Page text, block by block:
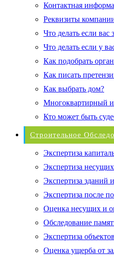
Контактная
Реквизиты
Что делать если вас
Что делать если у
Как подобрать
Как писать
Как выбрать дом?
Многоквартирный
Кто может быть
Строительное
Экспертиза
Экспертиза
Экспертиза зданий
Экспертиза после
Оценка несущих и
Обследование
Экспертиза
Оценка ущерба от